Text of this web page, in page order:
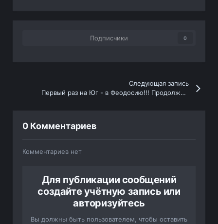
Подписчики 0
Следующая запись
Первый раз на Юг - в Феодосию!!! Продолжение.
0 Комментариев
Комментариев нет
Для публикации сообщений
создайте учётную запись или
авторизуйтесь
Вы должны быть пользователем, чтобы оставить